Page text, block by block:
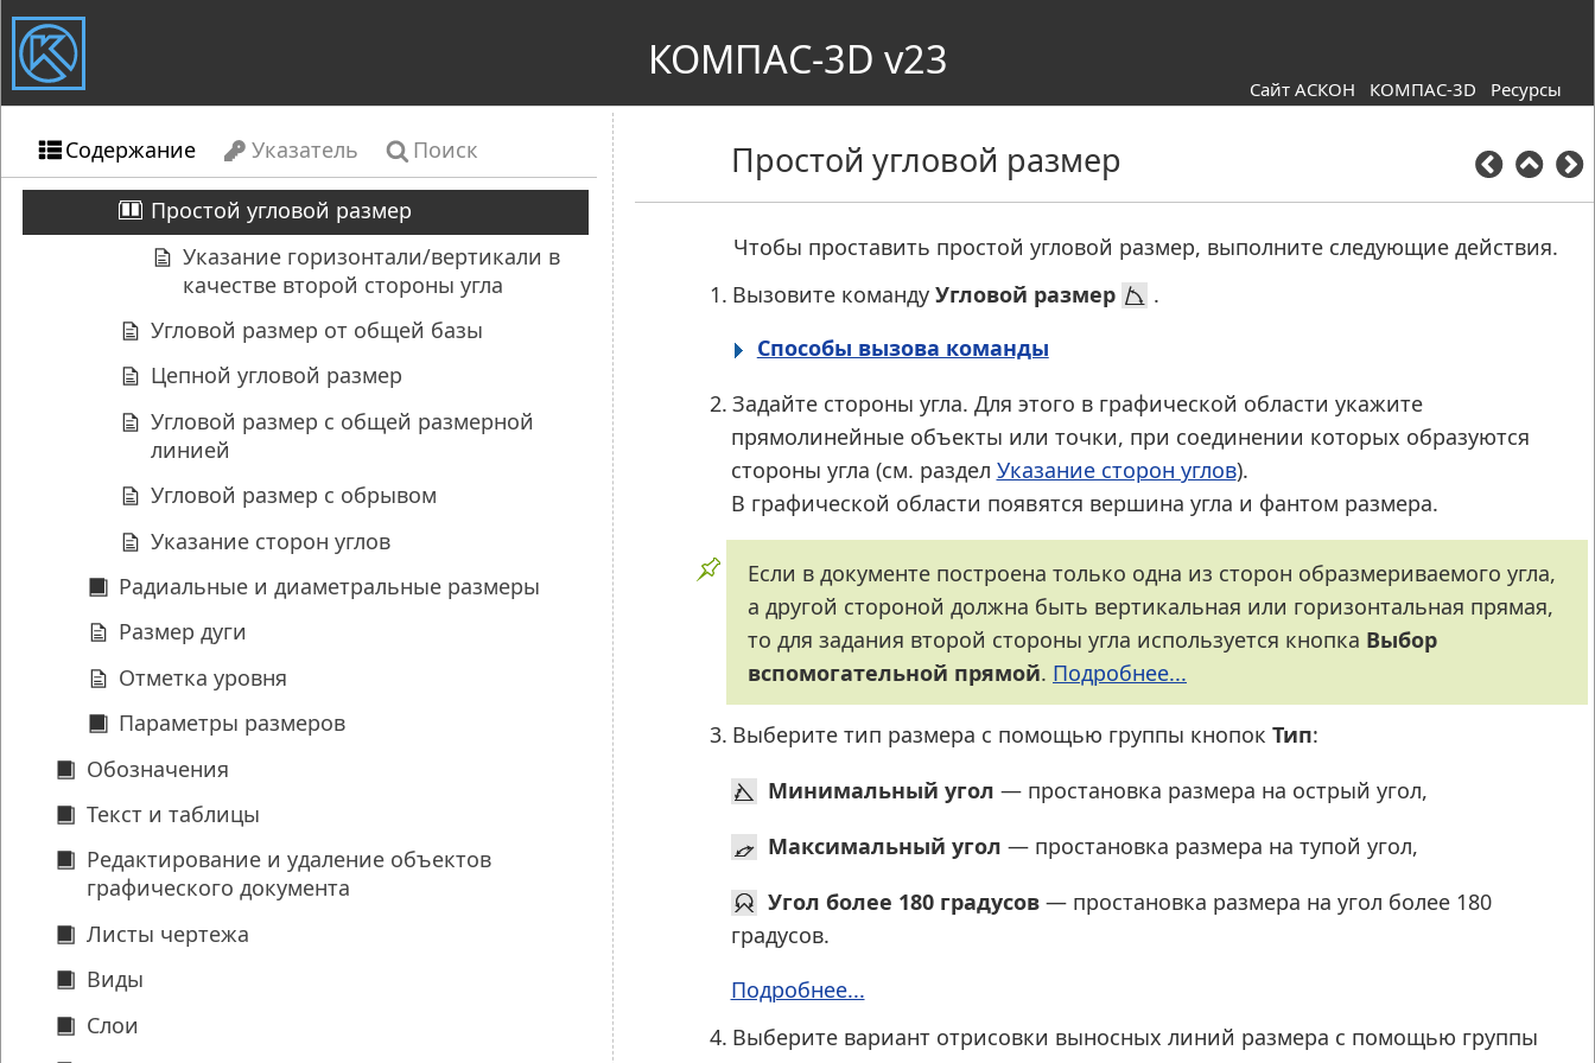
КОМПАС-3D v23
Сайт АСКОН КОМПАС-3D Ресурсы
Простой угловой размер
Чтобы проставить простой угловой размер, выполните следующие действия.
1. Вызовите команду Угловой размер
.
Способы вызова команды
2. Задайте стороны угла. Для этого в графической области укажите
прямолинейные объекты или точки, при соединении которых образуются
стороны угла (см. раздел Указание сторон углов).
В графической области появятся вершина угла и фантом размера.
Если в документе построена только одна из сторон образмериваемого угла,
а другой стороной должна быть вертикальная или горизонтальная прямая,
то для задания второй стороны угла используется кнопка Выбор
вспомогательной прямой. Подробнее...
3. Выберите тип размера с помощью группы кнопок Тип:
Минимальный угол — простановка размера на острый угол,
Максимальный угол — простановка размера на тупой угол,
Угол более 180 градусов — простановка размера на угол более 180
градусов.
Подробнее...
4. Выберите вариант отрисовки выносных линий размера с помощью группы
Содержание Указатель Поиск